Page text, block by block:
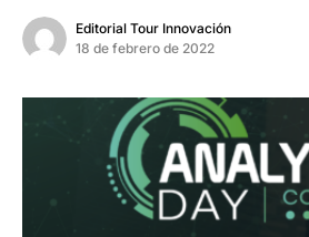
Editorial Tour Innovación
18 de febrero de 2022